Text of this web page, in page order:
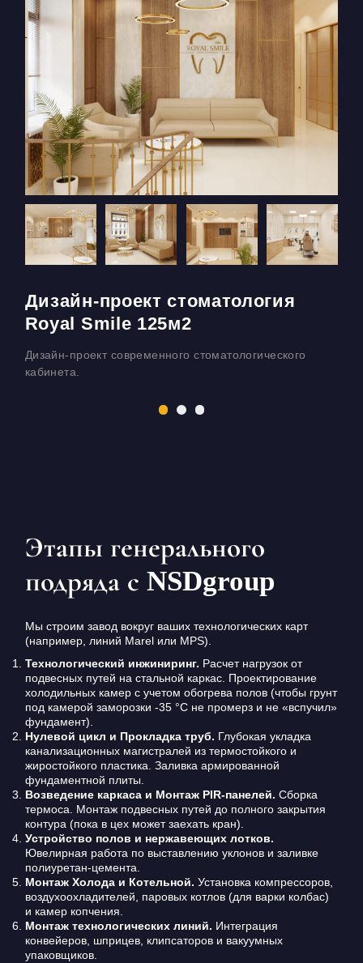
Дизайн-проект стоматология
Royal Smile 125м2
Дизайн-проект современного стоматологического
кабинета.
Этапы генерального
подряда с NSDgroup
Мы строим завод вокруг ваших технологических карт
(например, линий Marel или MPS).
Технологический инжиниринг. Расчет нагрузок от
подвесных путей на стальной каркас. Проектирование
холодильных камер с учетом обогрева полов (чтобы грунт
под камерой заморозки -35 °C не промерз и не «вспучил»
фундамент).
Нулевой цикл и Прокладка труб. Глубокая укладка
канализационных магистралей из термостойкого и
жиростойкого пластика. Заливка армированной
фундаментной плиты.
Возведение каркаса и Монтаж PIR-панелей. Сборка
термоса. Монтаж подвесных путей до полного закрытия
контура (пока в цех может заехать кран).
Устройство полов и нержавеющих лотков.
Ювелирная работа по выставлению уклонов и заливке
полиуретан-цемента.
Монтаж Холода и Котельной. Установка компрессоров,
воздухоохладителей, паровых котлов (для варки колбас)
и камер копчения.
Монтаж технологических линий. Интеграция
конвейеров, шприцев, клипсаторов и вакуумных
упаковщиков.